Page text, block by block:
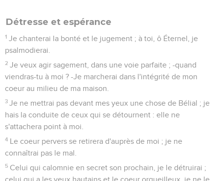
Détresse et espérance
1 Je chanterai la bonté et le jugement ; à toi, ô Éternel, je
psalmodierai.
2 Je veux agir sagement, dans une voie parfaite ; -quand
viendras-tu à moi ? -Je marcherai dans l'intégrité de mon
coeur au milieu de ma maison.
3 Je ne mettrai pas devant mes yeux une chose de Bélial ; je
hais la conduite de ceux qui se détournent : elle ne
s'attachera point à moi.
4 Le coeur pervers se retirera d'auprès de moi ; je ne
connaîtrai pas le mal.
5 Celui qui calomnie en secret son prochain, je le détruirai ;
celui qui a les yeux hautains et le coeur orgueilleux, je ne le